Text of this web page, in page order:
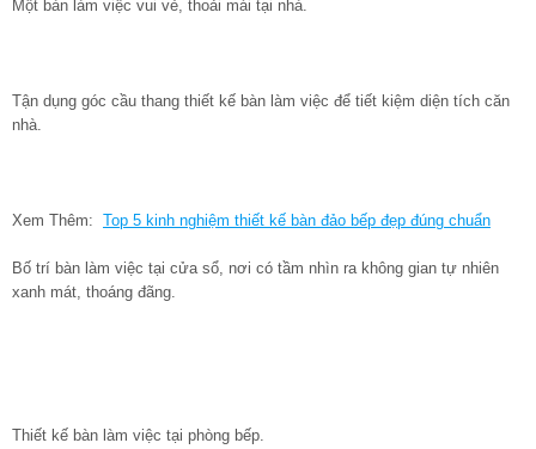
Một bàn làm việc vui vẻ, thoải mái tại nhà.
Tận dụng góc cầu thang thiết kế bàn làm việc để tiết kiệm diện tích căn
nhà.
Xem Thêm: Top 5 kinh nghiệm thiết kế bàn đảo bếp đẹp đúng chuẩn
Bố trí bàn làm việc tại cửa sổ, nơi có tầm nhìn ra không gian tự nhiên
xanh mát, thoáng đãng.
Thiết kế bàn làm việc tại phòng bếp.